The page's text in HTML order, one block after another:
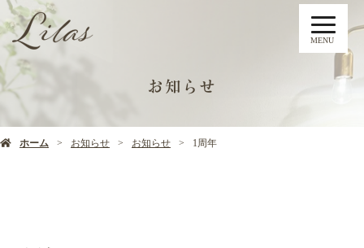
MENU
お知らせ
ホーム お知らせ お知らせ 1周年